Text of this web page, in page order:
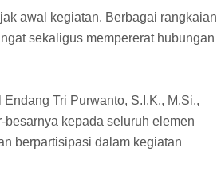
awal kegiatan. Berbagai rangkaian
sekaligus mempererat hubungan
Tri Purwanto, S.I.K., M.Si.,
kepada seluruh elemen
berpartisipasi dalam kegiatan